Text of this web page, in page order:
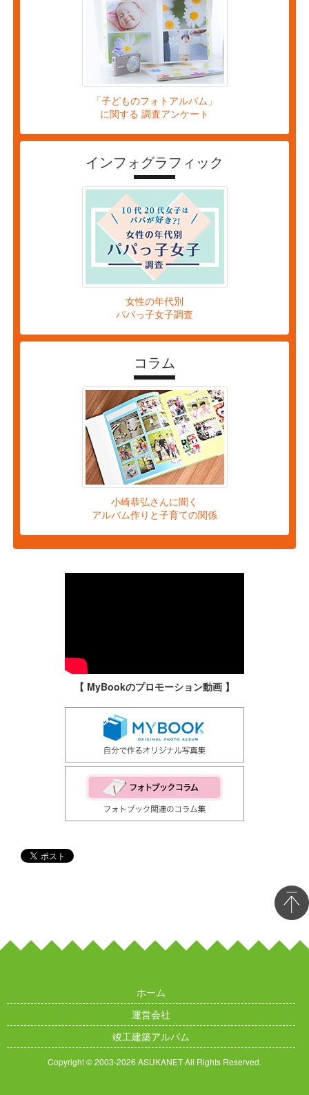
「子どものフォトアルバム」
に関する 調査アンケート
インフォグラフィック
女性の年代別
パパっ子女子調査
コラム
小崎恭弘さんに聞く
アルバム作りと子育ての関係
【 MyBookのプロモーション動画 】
ホーム
運営会社
竣工建築アルバム
Copyright © 2003-2026 ASUKANET All Rights Reserved.